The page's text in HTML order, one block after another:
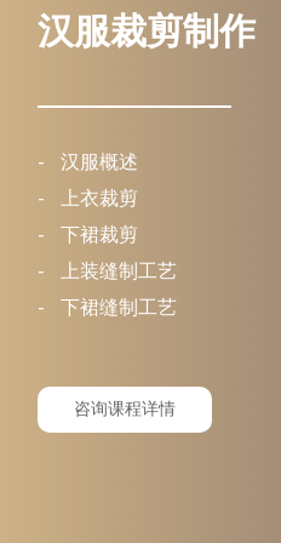
汉服裁剪制作
-
汉服概述
-
上衣裁剪
-
下裙裁剪
-
上装缝制工艺
-
下裙缝制工艺
咨询课程详情